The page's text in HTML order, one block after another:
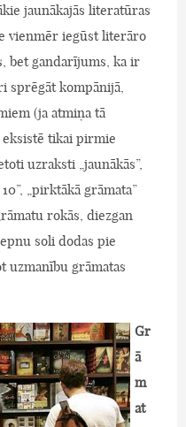
jaunākajās literatūras
vienmēr iegūst literāro
bet gandarījums, ka ir
sprēgāt kompānijā,
(ja atmiņa tā
eksistē tikai pirmie
uzraksti „jaunākās”,
„pirktākā grāmata”
rokās, diezgan
soli dodas pie
uzmanību grāmatas
Gr
ā
m
at